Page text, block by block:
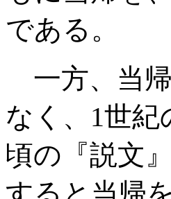
である。
一方、当
なく、1世紀
頃の『説文